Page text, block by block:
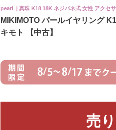
pearl_j 真珠 K18 18K ネジバネ式 女性 アクセ
MIKIMOTO パールイヤリング
キモト 【中古】
売